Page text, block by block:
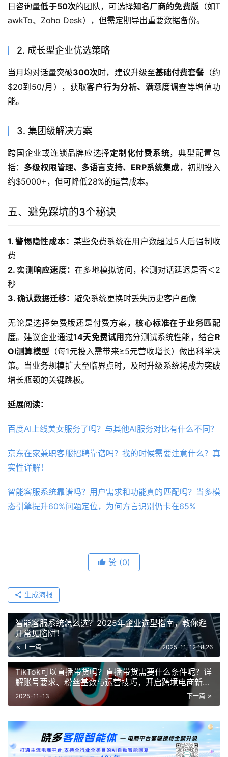
日咨询量低于50次的团队，可选择知名厂商的免费版（如T
awkTo、Zoho Desk），但需定期导出重要数据备份。
2. 成长型企业优选策略
当月均对话量突破300次时，建议升级至基础付费套餐（约
$20到50/月），获取客户行为分析、满意度调查等增值功
能。
3. 集团级解决方案
跨国企业或连锁品牌应选择定制化付费系统，典型配置包
括： 多级权限管理、多语言支持、ERP系统集成，初期投入
约$5000+，但可降低28%的运营成本。
五、避免踩坑的3个秘诀
1. 警惕隐性成本： 某些免费系统在用户数超过5人后强制收
费
2. 实测响应速度： 在多地模拟访问，检测对话延迟是否＜2
秒
3. 确认数据迁移： 避免系统更换时丢失历史客户画像
无论是选择免费版还是付费方案，核心标准在于业务匹配
度。建议企业通过14天免费试用充分测试系统性能，结合R
OI测算模型 （每1元投入需带来≥5元营收增长）做出科学决
策。当业务规模扩大至临界点时，及时升级系统将成为突破
增长瓶颈的关键跳板。
延展阅读：
百度AI上线美女服务了吗？与其他AI服务对比有什么不同？
京东在家兼职客服招聘靠谱吗？找的时候需要注意什么？真
实性详解！
智能客服系统靠谱吗？用户需求和功能真的匹配吗？当多模
态引擎提升60%问题定位，为何方言识别仍卡在65%
赞 (0)
生成海报
智能客服系统怎么选？2025年企业选型指南，教你避
开常见陷阱！
上一篇 2025-11-12 18:26
TikTok可以直播带货吗？直播带货需要什么条件呢？详
解账号要求、粉丝基数与运营技巧，开启跨境电商新渠
道！
下一篇
2025-11-13